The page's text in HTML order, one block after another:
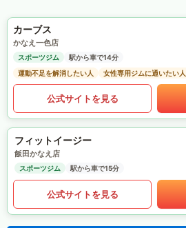
カーブス
かなえ一色店
スポーツジム
駅から車で14分
運動不足を解消したい人
女性専用ジムに通いたい人
公式サイトを見る
フィットイージー
飯田かなえ店
スポーツジム 駅から車で15分
公式サイトを見る